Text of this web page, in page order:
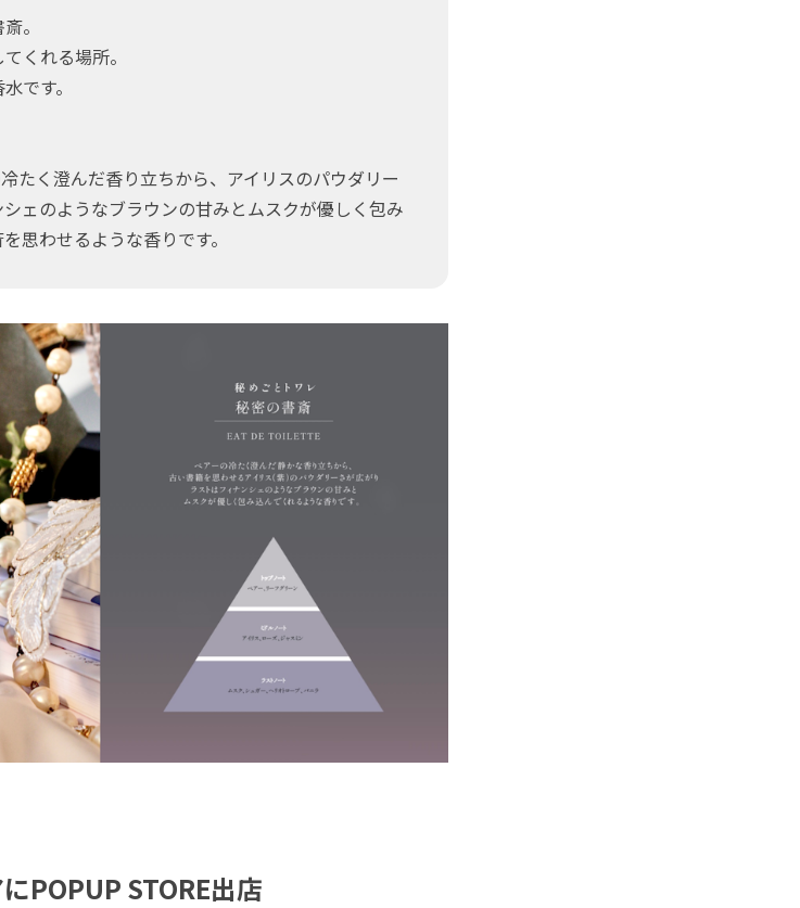
。
くれる場所。
です。
たく澄んだ香り立ちから、アイリスのパウダリー
ェのようなブラウンの甘みとムスクが優しく包み
思わせるような香りです。
POPUP STORE出店